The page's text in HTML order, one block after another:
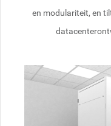
en modulariteit, en